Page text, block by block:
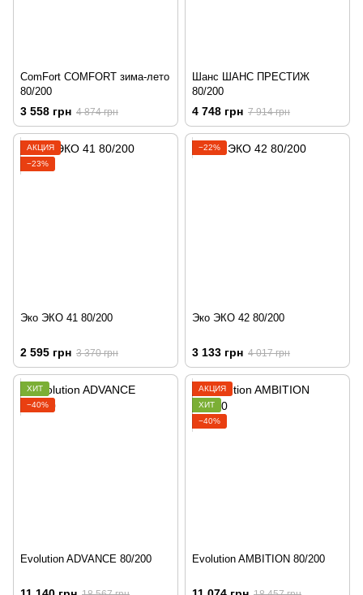
ComFort COMFORT зима-лето
80/200
3 558 грн 4 874 грн
Шанс ШАНС ПРЕСТИЖ
80/200
4 748 грн 7 914 грн
АКЦИЯ
−23%
Эко ЭКО 41 80/200
2 595 грн 3 370 грн
−22%
Эко ЭКО 42 80/200
3 133 грн 4 017 грн
ХИТ
−40%
Evolution ADVANCE 80/200
АКЦИЯ
ХИТ
−40%
Evolution AMBITION 80/200